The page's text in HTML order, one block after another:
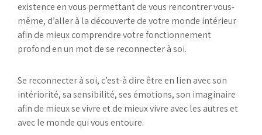
existence en vous permettant de vous rencontrer vous-
même, d’aller à la découverte de votre monde intérieur
afin de mieux comprendre votre fonctionnement
profond en un mot de se reconnecter à soi.
Se reconnecter à soi, c’est-à dire être en lien avec son
intériorité, sa sensibilité, ses émotions, son imaginaire
afin de mieux se vivre et de mieux vivre avec les autres et
avec le monde qui vous entoure.